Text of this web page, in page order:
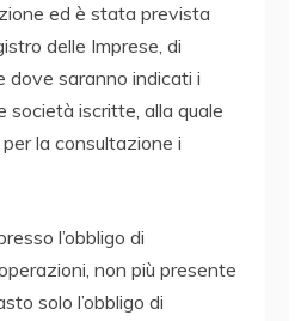
ed è stata prevista
delle Imprese, di
dove saranno indicati i
iscritte, alla quale
la consultazione i
l’obbligo di
non più presente
solo l’obbligo di